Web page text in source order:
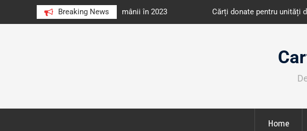
Breaking News
au citit românii în 2023 Cărți donate pentru unități de învățământ din
Home